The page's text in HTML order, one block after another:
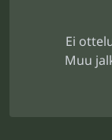
Ei
Muu